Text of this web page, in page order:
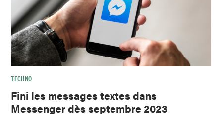
TECHNO
Fini les messages textes dans
Messenger dès septembre 2023